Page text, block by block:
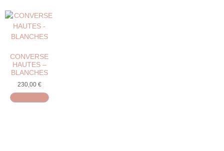
CONVERSE
HAUTES –
BLANCHES
230,00 €
Personnaliser